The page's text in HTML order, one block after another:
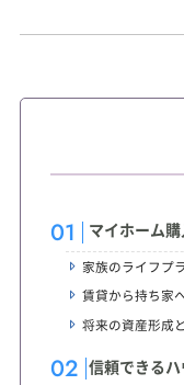
マイホーム
家族のライフプ
賃貸から持ち家
将来の資産形成
信頼できる